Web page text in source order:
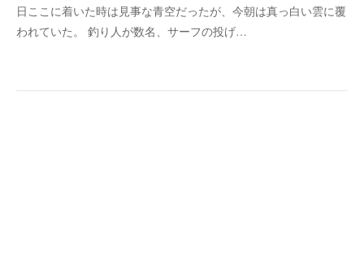
日ここに着いた時は見事な青空だったが、今朝は真っ白い雲に覆
われていた。 釣り人が数名、サーフの投げ…